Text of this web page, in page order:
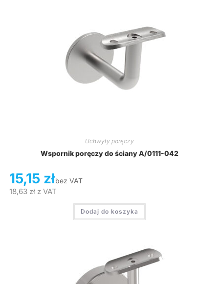
Uchwyty poręczy
Wspornik poręczy do ściany A/0111-042
15,15 złbez VAT
18,63 złz VAT
Dodaj do koszyka